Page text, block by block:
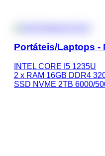
Portáteis/Laptops -
INTEL CORE I5 1235U
2 x RAM 16GB DDR4
SSD NVME 2TB 6000/